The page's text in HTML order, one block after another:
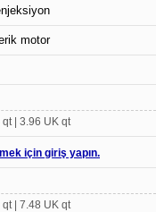
motor
| 3.96 UK qt
için giriş yapın.
| 7.48 UK qt